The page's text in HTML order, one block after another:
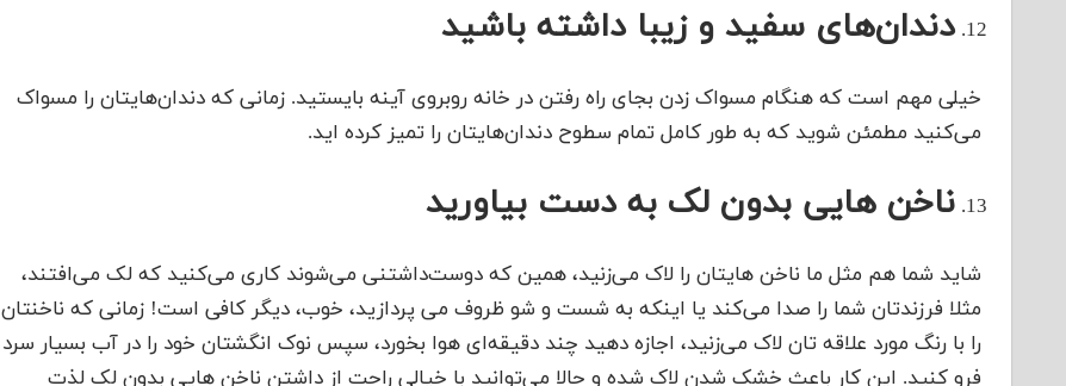
دندان‌های سفید و زیبا داشته باشید
خیلی مهم است که هنگام مسواک زدن بجای راه رفتن در خانه روبروی آینه بایستید. زمانی که دندان‌هایتان را مسواک
می‌کنید مطمئن شوید که به طور کامل تمام سطوح دندان‌هایتان را تمیز کرده اید.
ناخن هایی بدون لک به دست بیاورید
شاید شما هم مثل ما ناخن هایتان را لاک می‌زنید، همین که دوست‌داشتنی می‌شوند کاری می‌کنید که لک می‌افتند،
مثلا فرزندتان شما را صدا می‌کند یا اینکه به شست و شو ظروف می پردازید، خوب، دیگر کافی است! زمانی که ناخنتان
را با رنگ مورد علاقه تان لاک می‌زنید، اجازه دهید چند دقیقه‌ای هوا بخورد، سپس نوک انگشتان خود را در آب بسیار سرد
فرو کنید. این کار باعث خشک شدن لاک شده و حالا می‌توانید با خیالی راحت از داشتن ناخن هایی بدون لک لذت